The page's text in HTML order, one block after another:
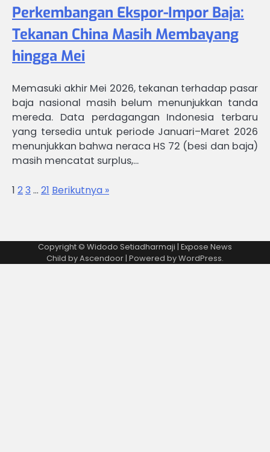
Perkembangan Ekspor-Impor Baja:
Tekanan China Masih Membayang
hingga Mei
Memasuki akhir Mei 2026, tekanan terhadap pasar
baja nasional masih belum menunjukkan tanda
mereda. Data perdagangan Indonesia terbaru
yang tersedia untuk periode Januari–Maret 2026
menunjukkan bahwa neraca HS 72 (besi dan baja)
masih mencatat surplus,…
1 23 … 21 Berikutnya »
Copyright © Widodo Setiadharmaji | Expose News
Child byAscendoor | Powered byWordPress.